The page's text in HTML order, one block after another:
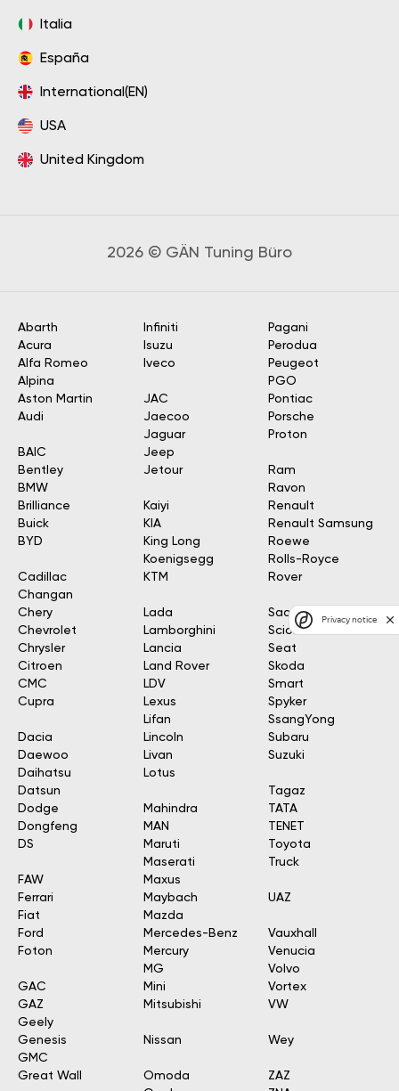
Italia
España
International(EN)
USA
United Kingdom
2026 © GÄN Tuning Büro
Abarth
Acura
Alfa Romeo
Alpina
Aston Martin
Audi
BAIC
Bentley
BMW
Brilliance
Buick
BYD
Cadillac
Changan
Chery
Chevrolet
Chrysler
Citroen
CMC
Cupra
Dacia
Daewoo
Daihatsu
Datsun
Dodge
Dongfeng
DS
FAW
Ferrari
Fiat
Ford
Foton
GAC
GAZ
Geely
Genesis
GMC
Great Wall
Infiniti
Isuzu
Iveco
JAC
Jaecoo
Jaguar
Jeep
Jetour
Kaiyi
KIA
King Long
Koenigsegg
KTM
Lada
Lamborghini
Lancia
Land Rover
LDV
Lexus
Lifan
Lincoln
Livan
Lotus
Mahindra
MAN
Maruti
Maserati
Maxus
Maybach
Mazda
Mercedes-Benz
Mercury
MG
Mini
Mitsubishi
Nissan
Omoda
Pagani
Perodua
Peugeot
PGO
Pontiac
Porsche
Proton
Ram
Ravon
Renault
Renault Samsung
Roewe
Rolls-Royce
Rover
Saab
Scion
Seat
Skoda
Smart
Spyker
SsangYong
Subaru
Suzuki
Tagaz
TATA
TENET
Toyota
Truck
UAZ
Vauxhall
Venucia
Volvo
Vortex
VW
Wey
ZAZ
Privacy notice